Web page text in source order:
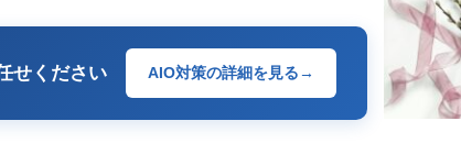
せください AIO対策の詳細を見る→